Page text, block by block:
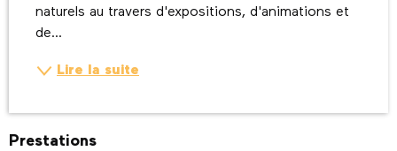
naturels au travers d'expositions, d'animations et
de...
Lire la suite
Prestations